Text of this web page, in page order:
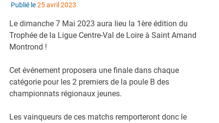
Publié le25 avril 2023
Le dimanche 7 Mai 2023 aura lieu la 1ère édition du
Trophée de la Ligue Centre-Val de Loire à Saint Amand
Montrond !
Cet événement proposera une finale dans chaque
catégorie pour les 2 premiers de la poule B des
championnats régionaux jeunes.
Les vainqueurs de ces matchs remporteront donc le